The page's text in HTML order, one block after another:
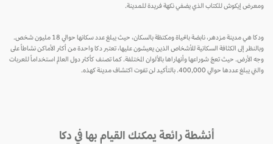
ومعرض إيكوش للكتاب الذي يضفي نكهة فريدة للمدينة.
ودكا هي مدينة مزدهر، نابضة بالحياة ومكتظة بالسكان، حيث يبلغ عدد سكانها حوالي 18 مليون شخص.
وبالنظر إلى الكثافة السكانية للأشخاص الذين يعيشون عليها، تعتبر دكا واحدة من أكثر الأماكن نشاطاً على
وجه الأرض. حيث تعجّ شوراعها وأنهاراها بالألوان المختلفة. كما تصنف كأكثر دول العالم استخداماً للعربات
والتي يبلغ عددها حوالي 400,000. بالتأكيد لن تفوت اكتشاف مدينة كهذه.
أنشطة رائعة يمكنك القيام بها في دكا